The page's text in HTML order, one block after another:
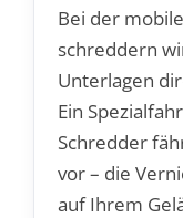
Bei der
schreddern
Unterlagen
Ein
Schredder
vor – die
auf Ihrem